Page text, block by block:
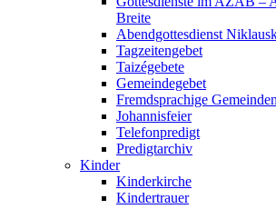
Breite
Abendgottesdienst
Tagzeitengebet
Taizégebete
Gemeindegebet
Fremdsprachige Gemeinden
Johannisfeier
Telefonpredigt
Predigtarchiv
Kinder
Kinderkirche
Kindertrauer